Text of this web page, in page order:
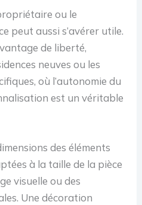
ou le
peut aussi s’avérer utile.
de liberté,
neuves ou les
où l’autonomie du
est un véritable
des éléments
à la taille de la pièce
visuelle ou des
Une décoration